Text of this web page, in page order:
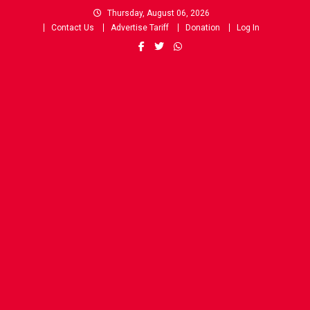
Thursday, August 06, 2026
Contact Us
Advertise Tariff Donation Log In